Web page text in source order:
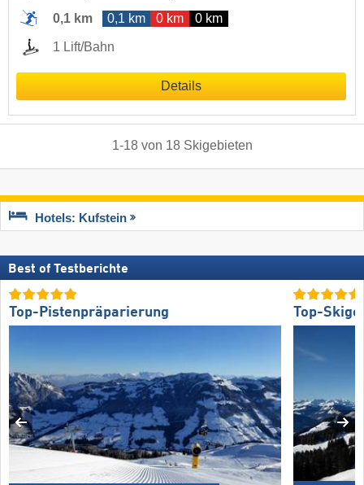
0,1 km
0,1 km 0 km 0 km
1 Lift/Bahn
Details
1-18von 18 Skigebieten
Hotels: Kufstein
Best of Testberichte
Top-Pistenpräparierung Top-